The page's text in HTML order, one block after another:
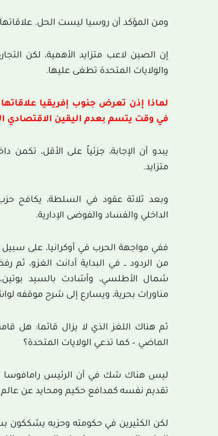
ومن المؤكد أن روسيا ليست الحل.
إن الصين لاعب متزايد الأهمية، لكن
والولايات المتحدة تطغى عليها.
لماذا إذن تعرض جنوب إفريقيا علاقاتها
في وقت يتسم بعدم اليقين الاقتصادي
يبدو أن الإجابة، جزئياً على الأقل،
متزايد.
وبعد ثلاثة عقود في السلطة، يكافح
الداخلي والفساد والفوضى الإدارية.
ففي مواجهة الحرب في أوكرانيا، على
من الردود ــ في البداية أدانت الغزو،
شمال الأطلسي، وأشادت بالسيد
مناورات بحرية، ويسارع إلى شرح موقفه
ثم هناك اللغز الذي لا يزال قائما: هل
الماضي – كما تدعي الولايات المتحدة؟
ليس هناك شك في أن الرئيس رامافوسا
تقديم نفسه كمدافع حكيم ومحايد عن عالم
لكن الكثيرين في حكومته وحزبه يشككون